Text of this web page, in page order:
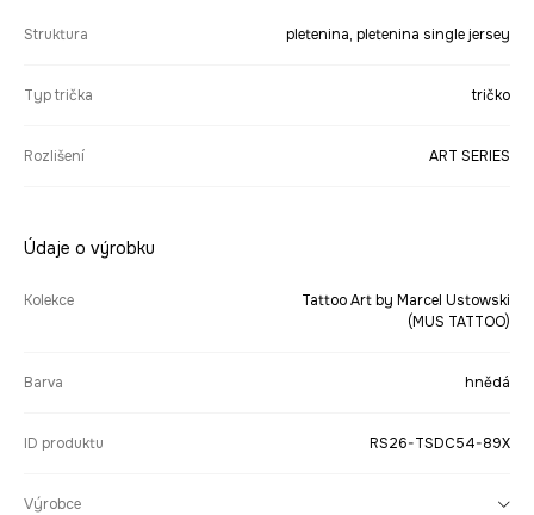
Struktura pletenina, pletenina single jersey
Typ trička tričko
Rozlišení ART SERIES
Údaje o výrobku
Kolekce
Tattoo Art by Marcel Ustowski
(MUS TATTOO)
Barva hnědá
ID produktu RS26-TSDC54-89X
Výrobce